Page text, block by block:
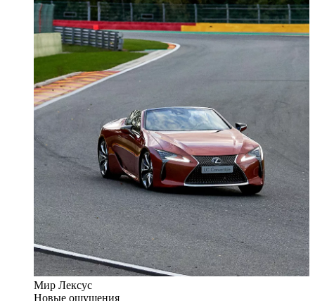
Мир Лексус
Новые ощущения